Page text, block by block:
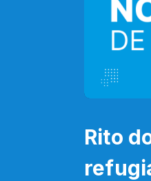
Rito